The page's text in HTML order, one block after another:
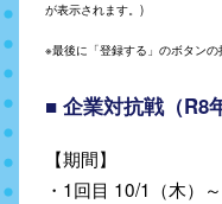
が表示されます。)
※最後に「登録する」のボタンの
■ 企業対抗戦（R8
【期間】
・1回目 10/1（木）